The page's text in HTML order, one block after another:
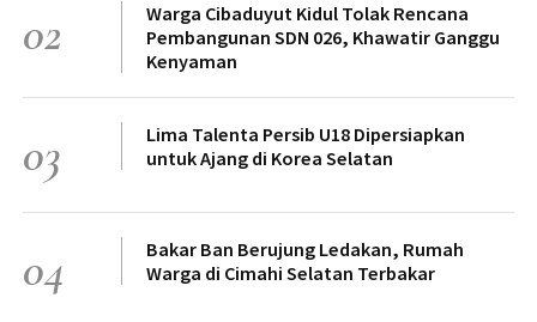
02
Warga Cibaduyut Kidul Tolak Rencana
Pembangunan SDN 026, Khawatir Ganggu
Kenyaman
03
Lima Talenta Persib U18 Dipersiapkan
untuk Ajang di Korea Selatan
04
Bakar Ban Berujung Ledakan, Rumah
Warga di Cimahi Selatan Terbakar